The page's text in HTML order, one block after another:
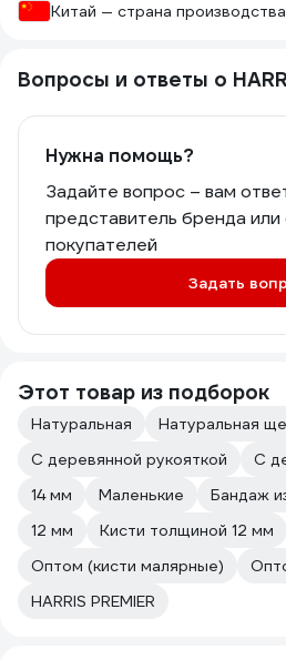
Китай — страна производства
Вопросы и ответы о
Нужна помощь?
Задайте вопрос – вам
представитель бренда или
покупателей
Задать
Этот товар из подборок
Натуральная
Натуральная
С деревянной рукояткой
С
14 мм
Маленькие
Бандаж
12 мм
Кисти толщиной 12 мм
Оптом (кисти малярные)
HARRIS PREMIER